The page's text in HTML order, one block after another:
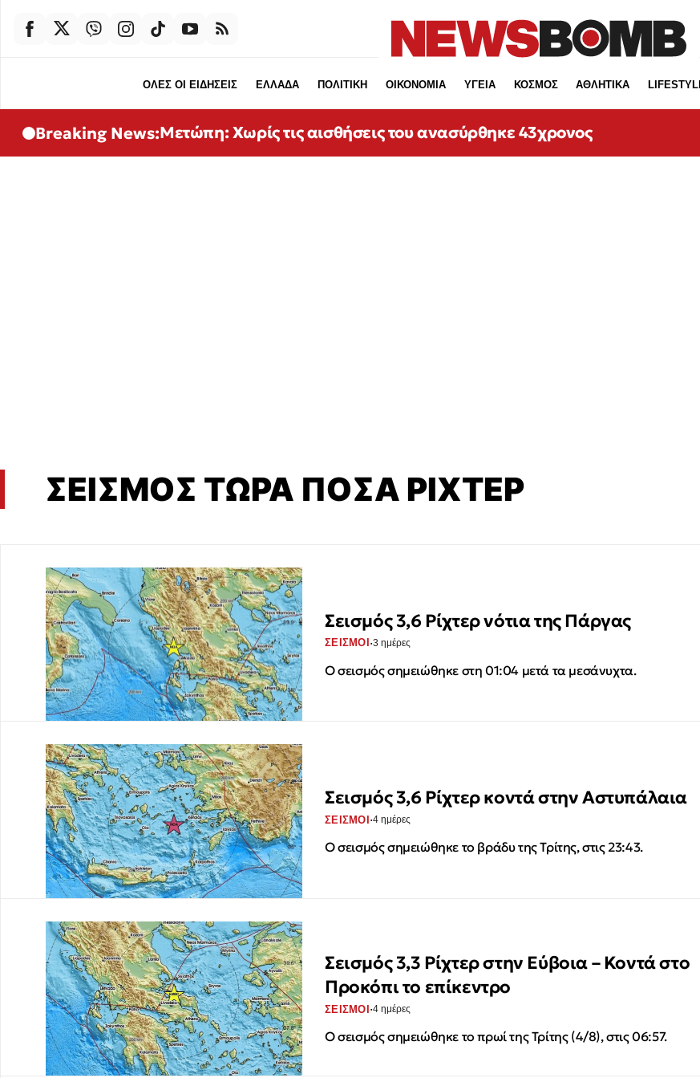
ΟΛΕΣ ΟΙ ΕΙΔΗΣΕΙΣ ΕΛΛΑΔΑ ΠΟΛΙΤΙΚΗ ΟΙΚΟΝΟΜΙΑ ΥΓΕΙΑ ΚΟΣΜΟΣ ΑΘΛΗΤΙΚΑ
Breaking News:Μετώπη: Χωρίς τις αισθήσεις του ανασύρθηκε 43χρονος
ΣΕΙΣΜΟΣ ΤΩΡΑ ΠΟΣΑ ΡΙΧΤΕΡ
Σεισμός 3,6 Ρίχτερ νότια της Πάργας
ΣΕΙΣΜΟΙ ·3 ημέρες
Ο σεισμός σημειώθηκε στη 01:04 μετά τα μεσάνυχτα.
Σεισμός 3,6 Ρίχτερ κοντά στην Αστυπάλαια
ΣΕΙΣΜΟΙ ·4 ημέρες
Ο σεισμός σημειώθηκε το βράδυ της Τρίτης, στις 23:43.
Σεισμός 3,3 Ρίχτερ στην Εύβοια – Κοντά στο
Προκόπι το επίκεντρο
ΣΕΙΣΜΟΙ·4 ημέρες
Ο σεισμός σημειώθηκε το πρωί της Τρίτης (4/8), στις 06:57.